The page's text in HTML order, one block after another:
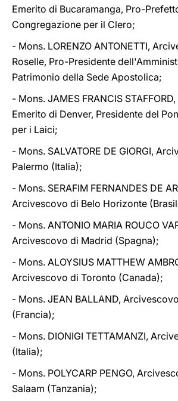
Emerito di Bucaramanga, Pro-
Congregazione per il Clero;
- Mons. LORENZO ANTONETTI,
Roselle, Pro-Presidente
Patrimonio della Sede Apostolica;
- Mons. JAMES FRANCIS
Emerito di Denver, Presidente del
per i Laici;
- Mons. SALVATORE DE GIORGI,
Palermo (Italia);
- Mons. SERAFIM FERNANDES DE
Arcivescovo di Belo Horizonte
- Mons. ANTONIO MARIA ROUCO
Arcivescovo di Madrid (Spagna);
- Mons. ALOYSIUS MATTHEW
Arcivescovo di Toronto (Canada);
- Mons. JEAN BALLAND,
(Francia);
- Mons. DIONIGI TETTAMANZI,
(Italia);
- Mons. POLYCARP PENGO,
Salaam (Tanzania);